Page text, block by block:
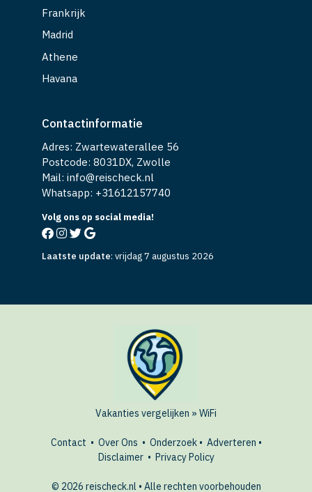
Frankrijk
Madrid
Athene
Havana
Contactinformatie
Adres: Zwartewaterallee 56
Postcode: 8031DX, Zwolle
Mail: info@reischeck.nl
Whatsapp: +31612157740
Volg ons op social media!
Laatste update: vrijdag 7 augustus 2026
Vakanties vergelijken » WiFi
Contact • Over Ons • Onderzoek• Adverteren •
Disclaimer• Privacy Policy
© 2026 reischeck.nl • Alle rechten voorbehouden